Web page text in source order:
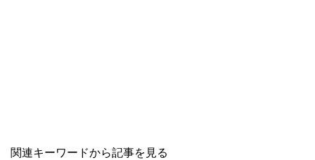
関連キーワードから記事を見る